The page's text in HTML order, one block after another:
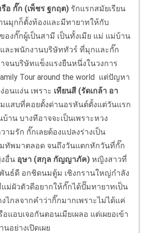
อ กั๊ก (เพ็ชร ฐกฤต) รักแรกสมัยเรียน
นมุกก็ตั้งท้องและมีทายาทให้กับ
ของกั๊กผู้เป็นสามี เป็นทั้งเมีย แม่ แม่บ้าน
ละพนักงานบริษัททัวร์ ที่มุกและกั๊ก
จนบริษัทแข็งแรงยืนหนึ่งในวงการ
Tour around the world แต่ปัญหา
นแง่น เพราะ เทียนสี (รัดเกล้า อา
แสบที่คอยตั้งด่านอรหันต์ตั้งแต่วันแรก
าน บางทีอาจจะเป็นเพราะหวง
มรัก กั๊กเลยต้องแปลงร่างเป็น
ทัพมาตลอด จนถึงวันแตกหักวันที่กั๊ก
อื่น อุษา (สกุล กัญญาภัค) หญิงสาวที่
นธ์ดี อกชิดนมตู้ม เชิงกรานใหญ่กำลัง
แม่ผัวตัวดีอยากให้กั๊กได้ปั๊มทายาทเป็น
ไกลจากคำว่ากิ๊กมากเพราะไม่ได้แค่
แอบเจอกันตอนเมียเผลอ แต่เผยอเข้า
อย่างเปิดเผย